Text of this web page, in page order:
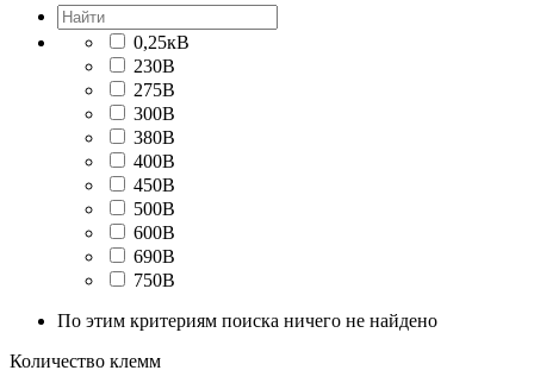
0,25кВ
230В
275В
300В
380В
400В
450В
500В
600В
690В
750В
По этим критериям поиска ничего не найдено
Количество клемм